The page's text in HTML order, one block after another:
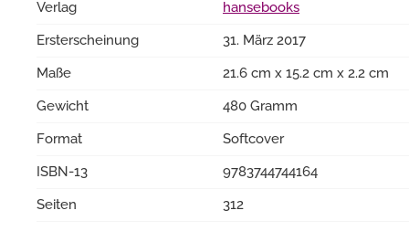
Verlag
hansebooks
Ersterscheinung
31. März 2017
Maße
21.6 cm x 15.2 cm x 2.2 cm
Gewicht
480 Gramm
Format
Softcover
ISBN-13
9783744744164
Seiten
312